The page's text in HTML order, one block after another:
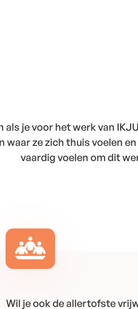
als je voor het werk van
waar ze zich thuis voelen
vaardig voelen om dit
Wil je ook de allertofste